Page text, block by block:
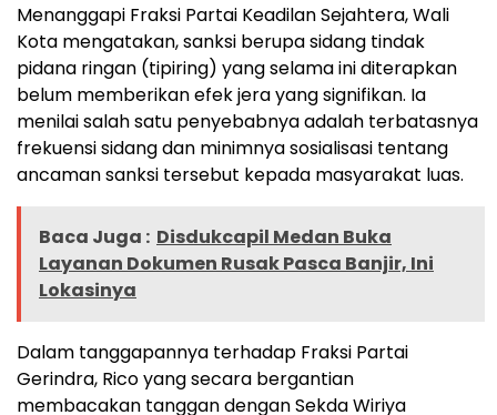
Menanggapi Fraksi Partai Keadilan Sejahtera, Wali
Kota mengatakan, sanksi berupa sidang tindak
pidana ringan (tipiring) yang selama ini diterapkan
belum memberikan efek jera yang signifikan. Ia
menilai salah satu penyebabnya adalah terbatasnya
frekuensi sidang dan minimnya sosialisasi tentang
ancaman sanksi tersebut kepada masyarakat luas.
Baca Juga : Disdukcapil Medan Buka
Layanan Dokumen Rusak Pasca Banjir, Ini
Lokasinya
Dalam tanggapannya terhadap Fraksi Partai
Gerindra, Rico yang secara bergantian
membacakan tanggan dengan Sekda Wiriya